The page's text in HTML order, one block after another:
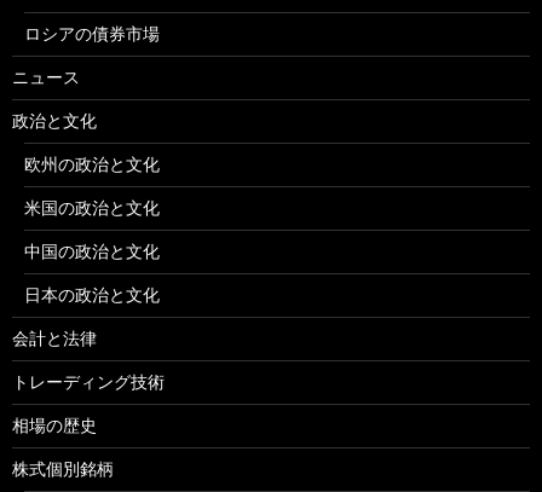
ロシアの債券市場
ニュース
政治と文化
欧州の政治と文化
米国の政治と文化
中国の政治と文化
日本の政治と文化
会計と法律
トレーディング技術
相場の歴史
株式個別銘柄